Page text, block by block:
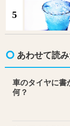
5
あわせて読
車のタイヤに書
何？